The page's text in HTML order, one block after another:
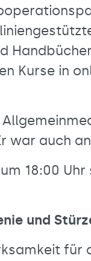
Kurse in
auch
18:00
und
für